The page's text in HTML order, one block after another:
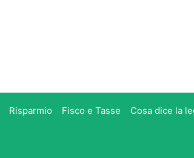
Risparmio Fisco e Tasse Cosa dice la